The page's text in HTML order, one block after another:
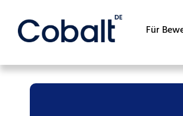
Für